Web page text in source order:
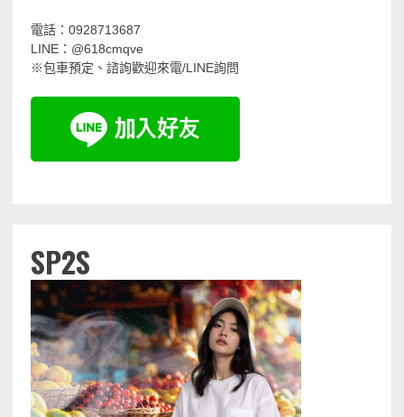
電話：0928713687
LINE：@618cmqve
※包車預定、諮詢歡迎來電/LINE詢問
SP2S